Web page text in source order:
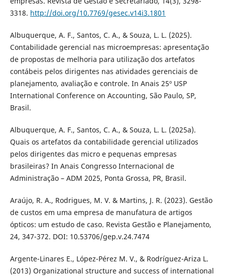
3318. http://doi.org/10.7769/gesec.v14i3.1801
Albuquerque, A. F., Santos, C. A., & Souza, L. L. (2025).
Contabilidade gerencial nas microempresas: apresentação
de propostas de melhoria para utilização dos artefatos
contábeis pelos dirigentes nas atividades gerenciais de
planejamento, avaliação e controle. In Anais 25º USP
International Conference on Accounting, São Paulo, SP,
Brasil.
Albuquerque, A. F., Santos, C. A., & Souza, L. L. (2025a).
Quais os artefatos da contabilidade gerencial utilizados
pelos dirigentes das micro e pequenas empresas
brasileiras? In Anais Congresso Internacional de
Administração – ADM 2025, Ponta Grossa, PR, Brasil.
Araújo, R. A., Rodrigues, M. V. & Martins, J. R. (2023). Gestão
de custos em uma empresa de manufatura de artigos
ópticos: um estudo de caso. Revista Gestão e Planejamento,
24, 347-372. DOI: 10.53706/gep.v.24.7474
Argente-Linares E., López-Pérez M. V., & Rodríguez-Ariza L.
(2013) Organizational structure and success of international